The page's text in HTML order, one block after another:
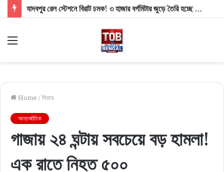
যাদবপুর রেল স্টেশনে বিরাট চমক! ৩ হাজার বর্গমিটার জুড়ে তৈরি হচ্ছে অত্যাধুনিক ‘মিনি মার্ট’
Menu
Home /ফিচার
আন্তর্জাতিক
গাজায় ২৪ ঘন্টায় সবচেয়ে বড় হামলা!
এক রাতে নিহত ৫০০